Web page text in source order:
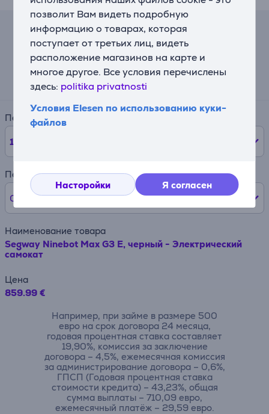
позволит Вам видеть подробную
информацию о товарах, которая
поступает от третьих лиц, видеть
расположение магазинов на карте и
многое другое. Все условия перечислены
здесь: politika privatnosti
Условия Elesen по использованию куки-
файлов
Насторойки Я согласен
Лизинговый калькулятор
Ожидаемый ежемесячный платеж
87 €
Период
12
Первый взнос
0% / 0 €
Наименование товара
Segway Ninebot Max G3 E, черный - Электрический
самокат
Цена
859.99 €
Например, при займе в размере 500
евро на срок договора 24 месяца,
годовая процентная ставка составляет
19,90%, комиссия за заключение
договора – 4,5%, ежемесячная комиссия
за администрирование договора – 0,6%,
ГПСП (Годовая процентная ставка
стоимости кредита) – 43,23%, общая
сумма выплаты – 710,09 евро,
ежемесячный платёж – 29,59 евро.